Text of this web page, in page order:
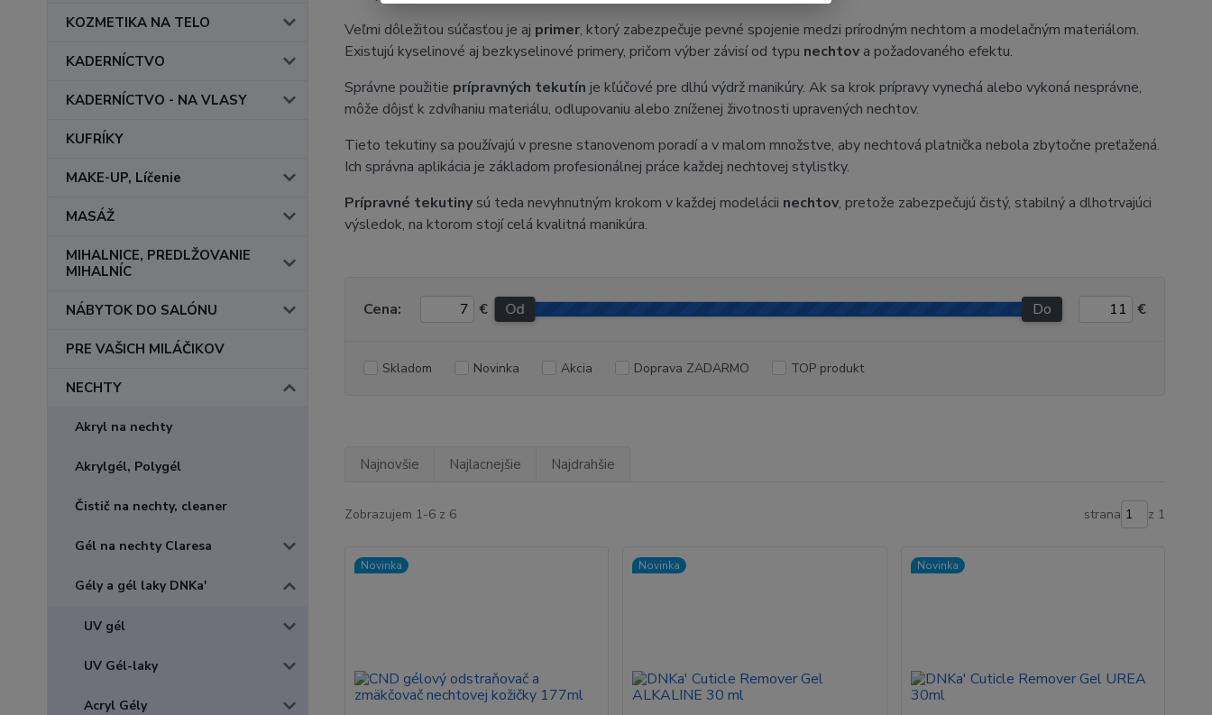
KOZMETIKA NA TELO
KADERNÍCTVO
KADERNÍCTVO - NA VLASY
KUFRÍKY
MAKE-UP, Líčenie
MASÁŽ
MIHALNICE, PREDLŽOVANIE
MIHALNÍC
NÁBYTOK DO SALÓNU
PRE VAŠICH MILÁČIKOV
NECHTY
Akryl na nechty
Akrylgél, Polygél
Čistič na nechty, cleaner
Gél na nechty Claresa
Gély a gél laky DNKa'
UV gél
UV Gél-laky
Acryl Gély
Veľmi dôležitou súčasťou je aj primer, ktorý zabezpečuje pevné spojenie medzi prírodným nechtom a modelačným materiálom.
Existujú kyselinové aj bezkyselinové primery, pričom výber závisí od typu nechtova požadovaného efektu.
Správne použitie prípravných tekutín je kľúčové pre dlhú výdrž manikúry. Ak sa krok prípravy vynechá alebo vykoná nesprávne,
môže dôjsť k zdvíhaniu materiálu, odlupovaniu alebo zníženej životnosti upravených nechtov.
Tieto tekutiny sa používajú v presne stanovenom poradí a v malom množstve, aby nechtová platnička nebola zbytočne preťažená.
Ich správna aplikácia je základom profesionálnej práce každej nechtovej stylistky.
Prípravné tekutinysú teda nevyhnutným krokom v každej modelácii nechtov, pretože zabezpečujú čistý, stabilný a dlhotrvajúci
výsledok, na ktorom stojí celá kvalitná manikúra.
Cena: € Od Do €
Skladom Novinka Akcia Doprava ZADARMO TOP produkt
Najnovšie Najlacnejšie Najdrahšie
Zobrazujem 1-6 z 6 strana z 1
Novinka Novinka Novinka